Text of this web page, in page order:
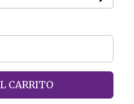
CARRITO